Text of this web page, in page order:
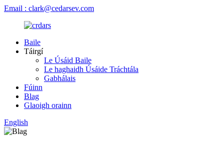
Email : clark@cedarsev.com
Baile
Táirgí
Le Úsáid Baile
Le haghaidh Úsáide Tráchtála
Gabhálais
Fúinn
Blag
Glaoigh orainn
English